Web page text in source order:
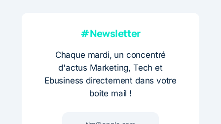
#Newsletter
Chaque mardi, un concentré
d'actus Marketing, Tech et
Ebusiness directement dans votre
boite mail !